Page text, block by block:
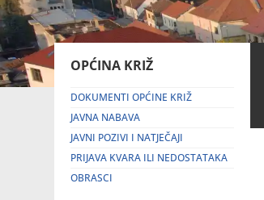
OPĆINA KRIŽ
DOKUMENTI OPĆINE KRIŽ
JAVNA NABAVA
JAVNI POZIVI I NATJEČAJI
PRIJAVA KVARA ILI NEDOSTATAKA
OBRASCI